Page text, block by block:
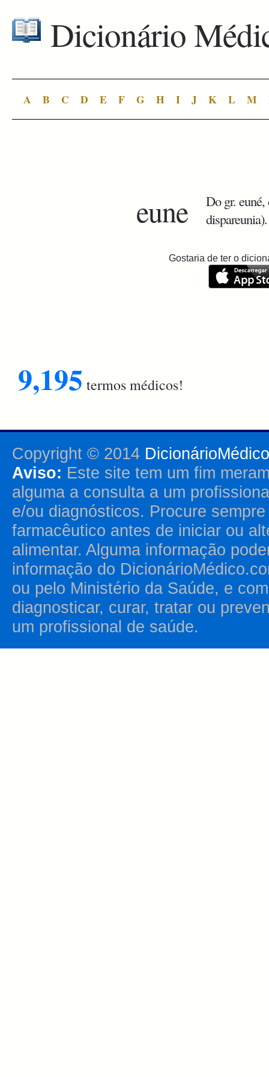
Dicionário
A B C D E F G H I J K L M
eune
Do gr.
Gostaria de ter o
9,195 termos médicos!
Copyright © 2014
Aviso: Este site tem um fim
alguma a consulta a um
e/ou diagnósticos. Procure
farmacêutico antes de iniciar ou
alimentar. Alguma informação
informação do
ou pelo Ministério da Saúde, e
diagnosticar, curar, tratar ou
um profissional de saúde.